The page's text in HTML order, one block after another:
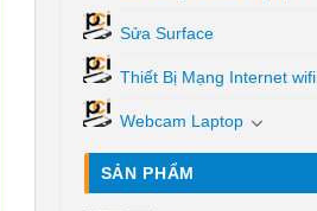
Sửa Surface
Thiết Bị Mạng Internet wifi
Webcam Laptop
SẢN PHẨM